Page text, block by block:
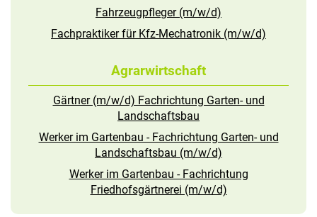
Fahrzeugpfleger (m/w/d)
Fachpraktiker für Kfz-Mechatronik (m/w/d)
Agrarwirtschaft
Gärtner (m/w/d) Fachrichtung Garten- und
Landschaftsbau
Werker im Gartenbau - Fachrichtung Garten- und
Landschaftsbau (m/w/d)
Werker im Gartenbau - Fachrichtung
Friedhofsgärtnerei (m/w/d)